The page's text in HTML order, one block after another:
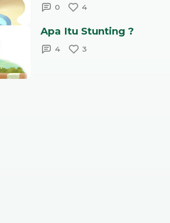
0 4
Apa Itu Stunting ?
4 3